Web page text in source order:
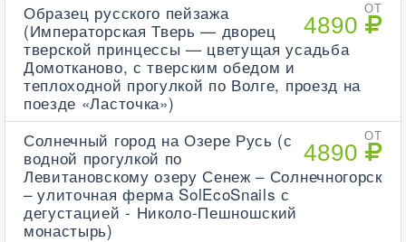
ОТ
4890
Образец русского пейзажа
(Императорская Тверь — дворец
тверской принцессы — цветущая усадьба
Домотканово, с тверским обедом и
теплоходной прогулкой по Волге, проезд на
поезде «Ласточка»)
ОТ
4890
Солнечный город на Озере Русь (с
водной прогулкой по
Левитановскому озеру Сенеж – Солнечногорск
– улиточная ферма SolEcoSnails с
дегустацией - Николо-Пешношский
монастырь)